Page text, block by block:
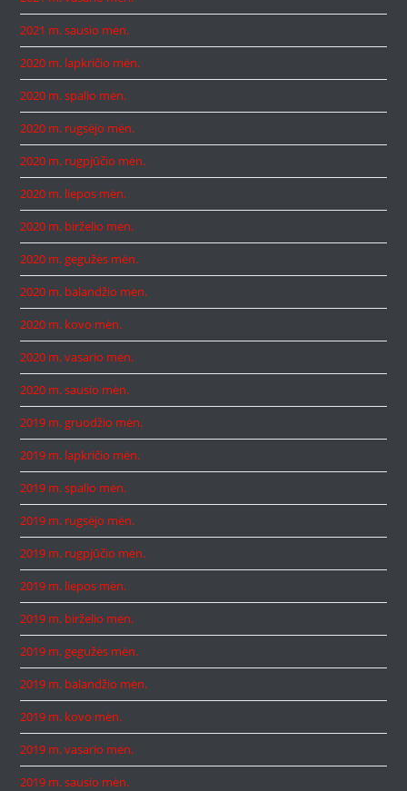
2021 m. sausio mėn.
2020 m. lapkričio mėn.
2020 m. spalio mėn.
2020 m. rugsėjo mėn.
2020 m. rugpjūčio mėn.
2020 m. liepos mėn.
2020 m. birželio mėn.
2020 m. gegužės mėn.
2020 m. balandžio mėn.
2020 m. kovo mėn.
2020 m. vasario mėn.
2020 m. sausio mėn.
2019 m. gruodžio mėn.
2019 m. lapkričio mėn.
2019 m. spalio mėn.
2019 m. rugsėjo mėn.
2019 m. rugpjūčio mėn.
2019 m. liepos mėn.
2019 m. birželio mėn.
2019 m. gegužės mėn.
2019 m. balandžio mėn.
2019 m. kovo mėn.
2019 m. vasario mėn.
2019 m. sausio mėn.